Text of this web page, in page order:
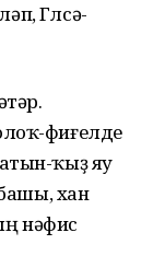
Гөлсә­
фиғелде
ҡыҙ яу
хан
нәфис